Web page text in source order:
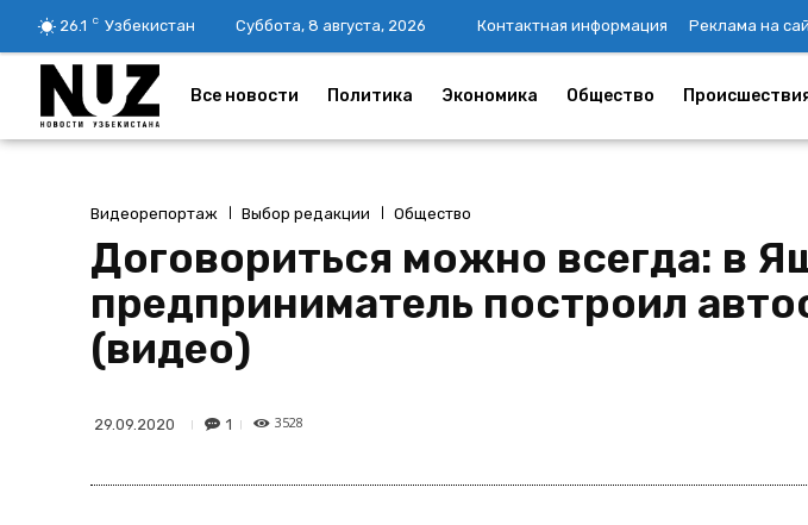
26.1 C Узбекистан Суббота, 8 августа, 2026 Контактная информация Реклама на
Все новости Политика Экономика Общество
Видеорепортаж Выбор редакции Общество
Договориться можно всегда: в
предприниматель построил
(видео)
29.09.2020 1 3528